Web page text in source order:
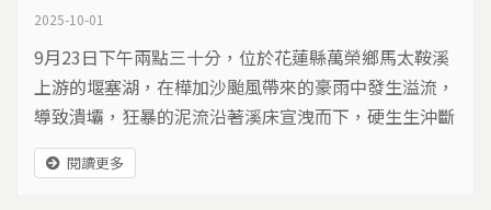
2025-10-01
9月23日下午兩點三十分，位於花蓮縣萬榮鄉馬太鞍溪
上游的堰塞湖，在樺加沙颱風帶來的豪雨中發生溢流，
導致潰壩，狂暴的泥流沿著溪床宣洩而下，硬生生沖斷
了馬太鞍溪橋，洪水越過堤防，灌入街道，吞沒民宅與
聚落，宛如末日般的場景，震撼全台。從堰塞湖成形到
閱讀更多